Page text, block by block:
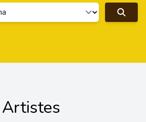
Artistes